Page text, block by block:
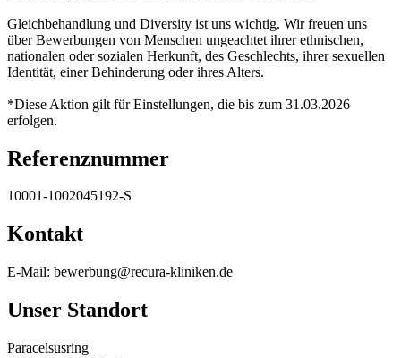
Gleichbehandlung und Diversity ist uns wichtig. Wir freuen uns
über Bewerbungen von Menschen ungeachtet ihrer ethnischen,
nationalen oder sozialen Herkunft, des Geschlechts, ihrer sexuellen
Identität, einer Behinderung oder ihres Alters.
*Diese Aktion gilt für Einstellungen, die bis zum 31.03.2026
erfolgen.
Referenznummer
10001-1002045192-S
Kontakt
E-Mail: bewerbung@recura-kliniken.de
Unser Standort
Paracelsusring